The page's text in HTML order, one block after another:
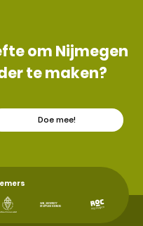
om Nijmegen
te maken?
Doe mee!